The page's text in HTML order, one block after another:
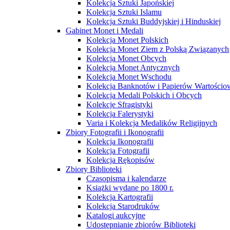
Kolekcja Sztuki Japońskiej
Kolekcja Sztuki Islamu
Kolekcja Sztuki Buddyjskiej i Hinduskiej
Gabinet Monet i Medali
Kolekcja Monet Polskich
Kolekcja Monet Ziem z Polską Związanych
Kolekcja Monet Obcych
Kolekcja Monet Antycznych
Kolekcja Monet Wschodu
Kolekcja Banknotów i Papierów
Kolekcja Medali Polskich i Obcych
Kolekcje Sfragistyki
Kolekcja Falerystyki
Varia i Kolekcja Medalików Religijnych
Zbiory Fotografii i Ikonografii
Kolekcja Ikonografii
Kolekcja Fotografii
Kolekcja Rękopisów
Zbiory Biblioteki
Czasopisma i kalendarze
Książki wydane po 1800 r.
Kolekcja Kartografii
Kolekcja Starodruków
Katalogi aukcyjne
Udostępnianie zbiorów Biblioteki